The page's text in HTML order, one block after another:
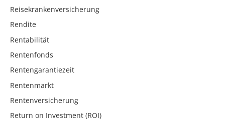
Reisekrankenversicherung
Rendite
Rentabilität
Rentenfonds
Rentengarantiezeit
Rentenmarkt
Rentenversicherung
Return on Investment (ROI)